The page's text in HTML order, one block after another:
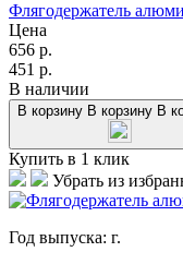
Флягодержатель
Цена
656 р.
451 р.
В наличии
В корзину В корзину В
Купить в 1 клик
Убрать из
Год выпуска: г.